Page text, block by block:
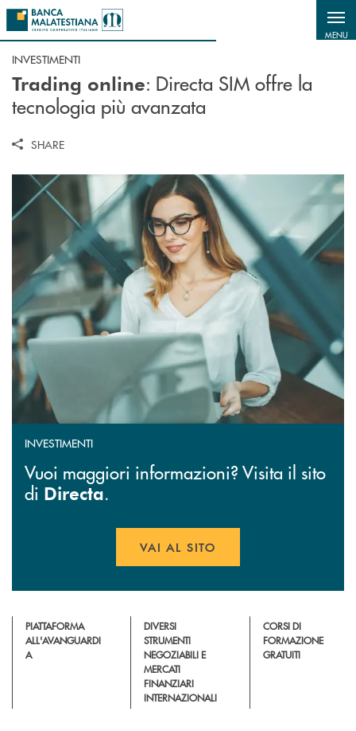
Salta al contenuto principale
MENU
INVESTIMENTI
Trading online: Directa SIM offre la
tecnologia più avanzata
SHARE
INVESTIMENTI
Vuoi maggiori informazioni? Visita il sito
di Directa.
VAI AL SITO
PIATTAFORMA
ALL'AVANGUARDI
A
DIVERSI
STRUMENTI
NEGOZIABILI E
MERCATI
FINANZIARI
INTERNAZIONALI
CORSI DI
FORMAZIONE
GRATUITI